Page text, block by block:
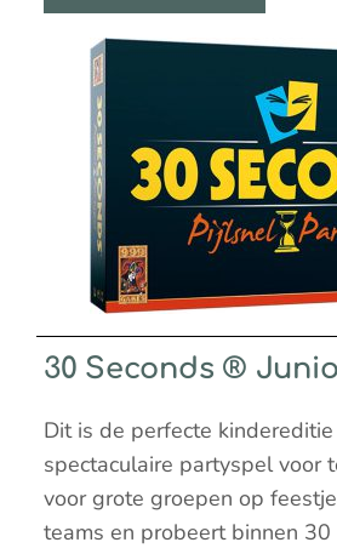
30 Seconds ®
Dit is de perfecte
spectaculaire partyspel voor
voor grote groepen op
teams en probeert binnen 30